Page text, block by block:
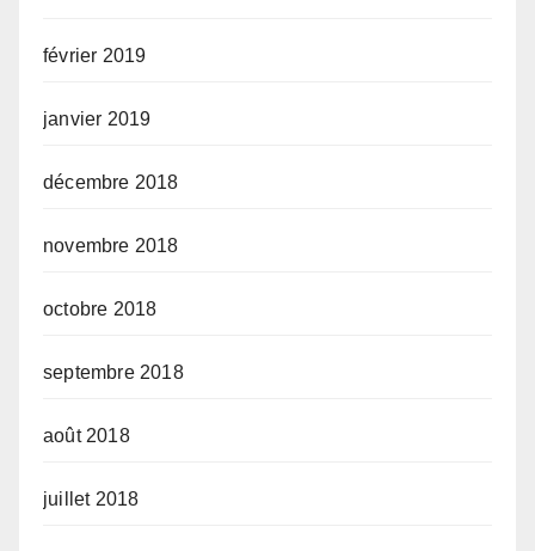
février 2019
janvier 2019
décembre 2018
novembre 2018
octobre 2018
septembre 2018
août 2018
juillet 2018